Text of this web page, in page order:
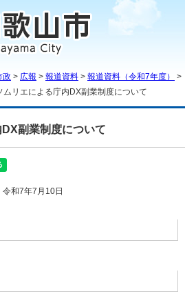
政 > 広報 > 報道資料 > 報道資料（令和7年度）
>
ムリエによる庁内DX副業制度について
副業制度について
和7年7月10日